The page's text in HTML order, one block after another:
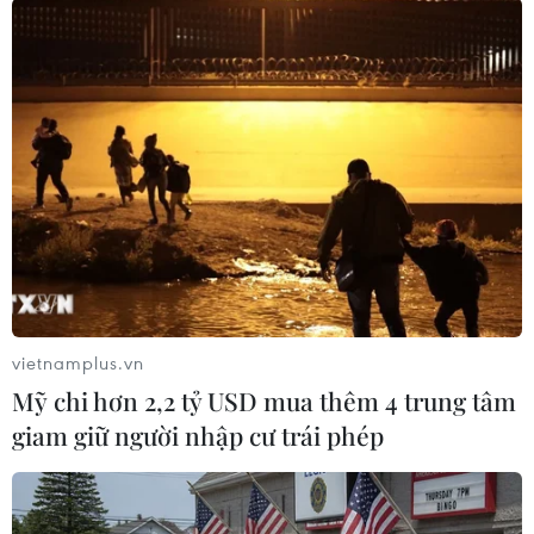
dẫn các cấp ủy đưa nội dung 27 biểu hiện suy
thoái và việc học tập, làm theo tư tưởng, đạo
đức, phong cách của Bác thành một nội dung
trong sinh hoạt chi bộ với nhiều hình thức
phong phú. Hằng tháng, từng chi bộ có đánh
giá, nhận xét, bình bầu tập thể, cá nhân tiêu
biểu, nhắc nhở những tập thể, cá nhân còn hạn
chế.
Với cách làm này, việc học tập và làm theo
gương Bác và thực hiện Nghị quyết Trung ương
4 đã khắc phục được biểu hiện hình thức, chung
chung nên đạt kết quả thực chất hơn, tạo được
sự chuyển biến mạnh mẽ ở từng cơ quan, đơn
vị, địa phương, trong mỗi cán bộ, đảng viên,
nhất là người đứng đầu cấp ủy, chính quyền các
vietnamplus.vn
Mỹ chi hơn 2,2 tỷ USD mua thêm 4 trung tâm
giam giữ người nhập cư trái phép